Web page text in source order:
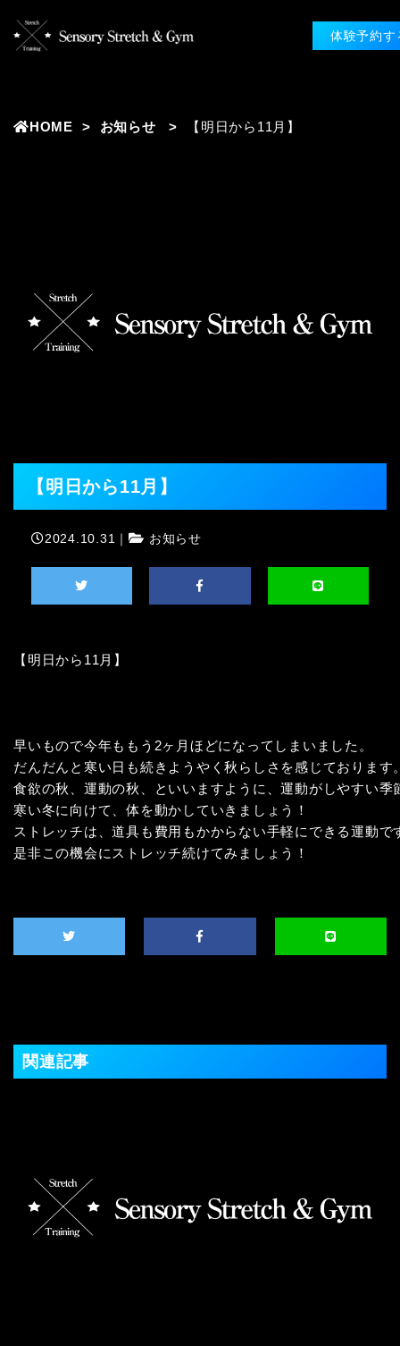
体験予約す
HOME お知らせ 【明日から11月】
【明日から11月】
2024.10.31｜ お知らせ
【明日から11月】
早いもので今年ももう2ヶ月ほどになってしまいました。
だんだんと寒い日も続きようやく秋らしさを感じております
食欲の秋、運動の秋、といいますように、運動がしやすい季
寒い冬に向けて、体を動かしていきましょう！
ストレッチは、道具も費用もかからない手軽にできる運動で
是非この機会にストレッチ続けてみましょう！
関連記事